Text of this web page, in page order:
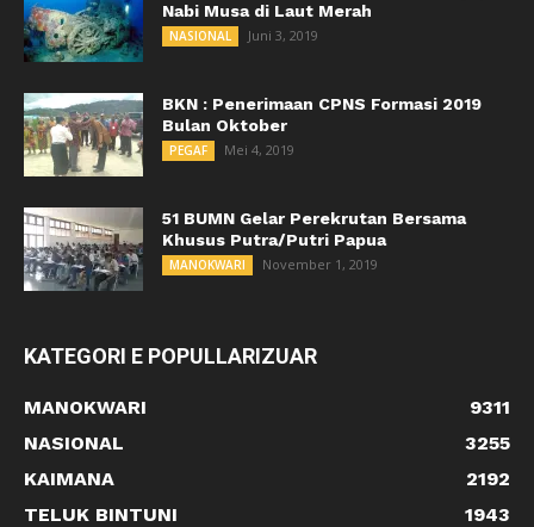
Nabi Musa di Laut Merah
NASIONAL Juni 3, 2019
BKN : Penerimaan CPNS Formasi 2019
Bulan Oktober
PEGAF Mei 4, 2019
51 BUMN Gelar Perekrutan Bersama
Khusus Putra/Putri Papua
MANOKWARI November 1, 2019
KATEGORI E POPULLARIZUAR
MANOKWARI
9311
NASIONAL
3255
KAIMANA
2192
TELUK BINTUNI
1943